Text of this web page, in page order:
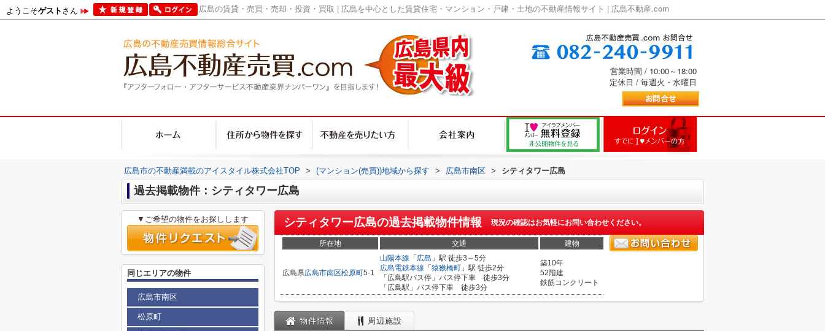
ようこそゲストさん 広島の賃貸・売買・売却・投資・買取 | 広島を中心とした賃貸住宅・マンション・戸建・土地の不動産情報サイト | 広島不動産.com
営業時間 / 10:00～18:00
定休日 / 毎週火・水曜日
広島市の不動産満載のアイスタイル株式会社TOP > (マンション(売買))地域から探す > 広島市南区 > シティタワー広島
過去掲載物件：シティタワー広島
シティタワー広島の過去掲載物件情報 現況の確認はお気軽にお問い合わせください。
所在地 交通 建物
広島県広島市南区松原町5-1
山陽本線 「 広島 」駅 徒歩3～5分
広島電鉄本線 「 猿猴橋町 」駅 徒歩2分
「広島駅バス停」バス停下車 徒歩3分
「広島駅」バス停下車 徒歩3分
築10年
52階建
鉄筋コンクリート
物件情報 周辺施設
▼ご希望の物件をお探しします
同じエリアの物件
広島市南区
松原町